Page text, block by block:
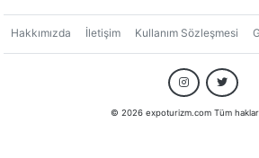
Hakkımızda İletişim Kullanım Sözleşmesi
© 2026 expoturizm.com Tüm hakları